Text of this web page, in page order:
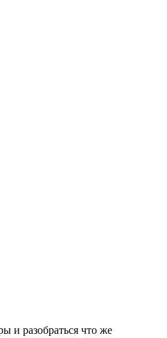
и разобраться что же